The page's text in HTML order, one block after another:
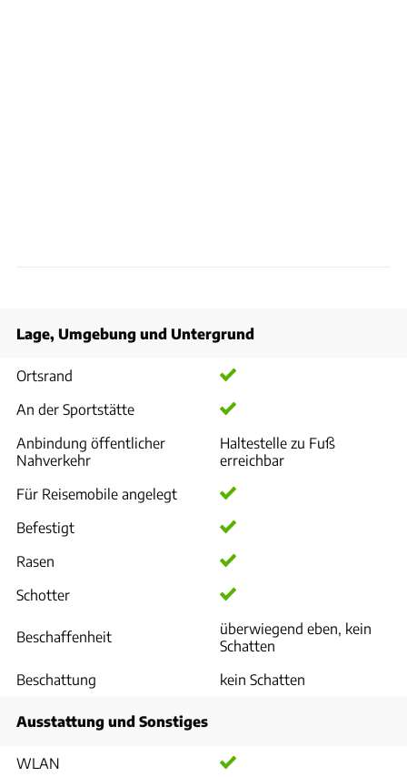
Lage, Umgebung und Untergrund
Ortsrand
An der Sportstätte
Anbindung öffentlicher
Nahverkehr
Haltestelle zu Fuß
erreichbar
Für Reisemobile angelegt
Befestigt
Rasen
Schotter
Beschaffenheit
überwiegend eben, kein
Schatten
Beschattung
kein Schatten
Ausstattung und Sonstiges
WLAN